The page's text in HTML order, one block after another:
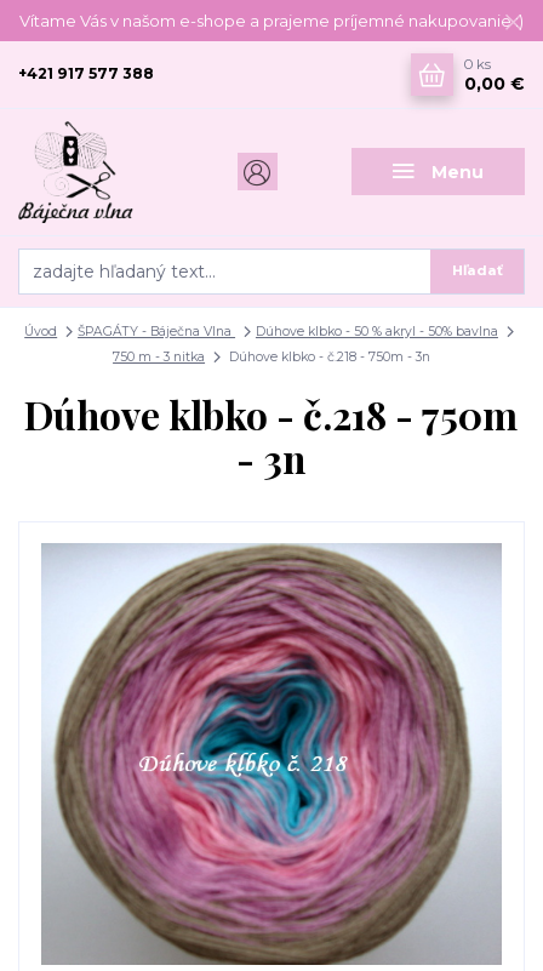
Vítame Vás v našom e-shope a prajeme príjemné nakupovanie :)
Menu
Hľadať
+421 917 577 388
0 ks
0,00 €
Úvod ŠPAGÁTY - Báječna Vlna
Dúhove klbko - 50 % akryl - 50% bavlna
750 m - 3 nitka
Dúhove klbko - č.218 - 750m - 3n
Dúhove klbko - č.218 - 750m
- 3n